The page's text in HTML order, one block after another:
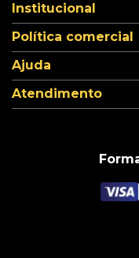
Institucional
Política comercial
Ajuda
Atendimento